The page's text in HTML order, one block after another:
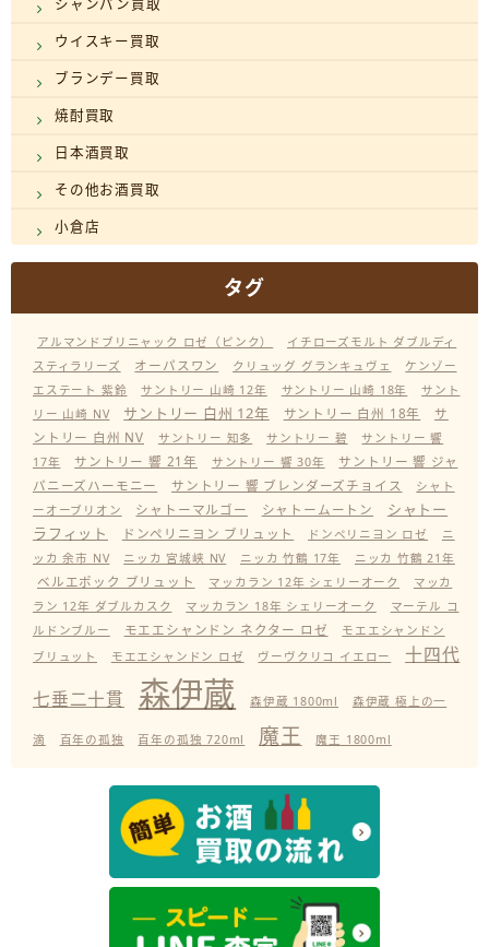
シャンパン買取
ウイスキー買取
ブランデー買取
焼酎買取
日本酒買取
その他お酒買取
小倉店
タグ
アルマンドブリニャック ロゼ（ピンク）
イチローズモルト ダブルディ
スティラリーズ
オーパスワン クリュッグ グランキュヴェ
ケンゾー
エステート 紫鈴
サントリー 山崎 12年 サントリー 山崎 18年
サント
リー 山崎 NV
サントリー 白州 12年 サントリー 白州 18年
サ
ントリー 白州 NV
サントリー 知多 サントリー 碧
サントリー 響
17年
サントリー 響 21年 サントリー 響 30年
サントリー 響 ジャ
パニーズハーモニー
サントリー 響 ブレンダーズチョイス
シャト
ーオーブリオン
シャトーマルゴー シャトームートン
シャトー
ラフィット
ドンペリニヨン ブリュット ドンペリニヨン ロゼ
ニ
ッカ 余市 NV
ニッカ 宮城峡 NV ニッカ 竹鶴 17年 ニッカ 竹鶴 21年
ベルエポック ブリュット マッカラン 12年 シェリーオーク
マッカ
ラン 12年 ダブルカスク
マッカラン 18年 シェリーオーク
マーテル コ
ルドンブルー
モエエシャンドン ネクター ロゼ
モエエシャンドン
ブリュット
モエエシャンドン ロゼ ヴーヴクリコ イエロー
十四代
七垂二十貫
森伊蔵 森伊蔵 1800ml 森伊蔵 極上の一
滴 百年の孤独 百年の孤独 720ml 魔王 魔王 1800ml